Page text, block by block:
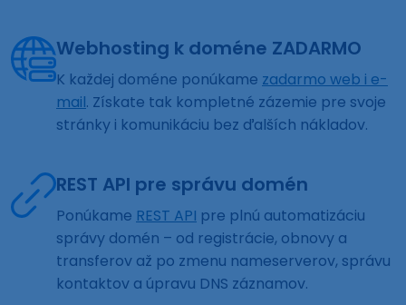
Webhosting k doméne ZADARMO
K každej doméne ponúkame zadarmo web i e-
mail. Získate tak kompletné zázemie pre svoje
stránky i komunikáciu bez ďalších nákladov.
REST API pre správu domén
Ponúkame REST API pre plnú automatizáciu
správy domén – od registrácie, obnovy a
transferov až po zmenu nameserverov, správu
kontaktov a úpravu DNS záznamov.